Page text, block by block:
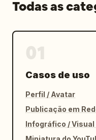
Todas as
Casos de uso
Perfil / Avatar
Publicação em
Infográfico / Visual